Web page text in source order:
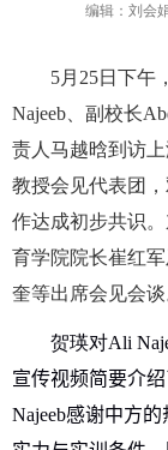
编辑：刘会
5月 25日下午
Najeeb 、副校长
责人马越晗到访
教授会见代表团
作达成初步共识
育学院院长崔红
奎等出席会见会谈
贺瑛对Ali
宣传视频简要介
Najeeb感谢中方的